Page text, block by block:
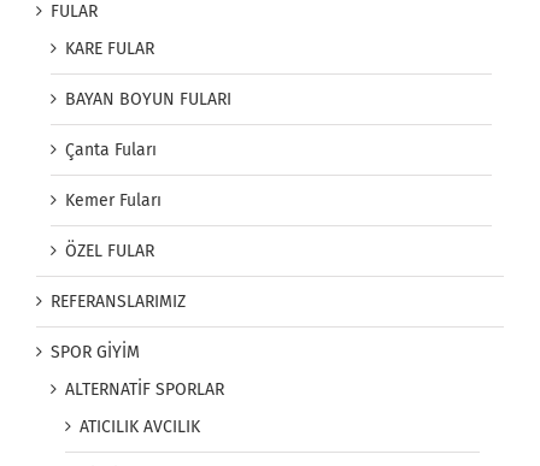
FULAR
KARE FULAR
BAYAN BOYUN FULARI
Çanta Fuları
Kemer Fuları
ÖZEL FULAR
REFERANSLARIMIZ
SPOR GİYİM
ALTERNATİF SPORLAR
ATICILIK AVCILIK